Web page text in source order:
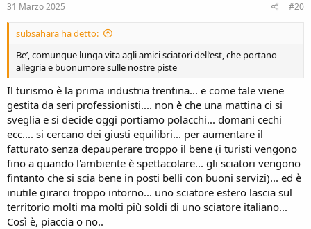
:
31 Marzo 2025 #20
subsahara ha detto:
Be’, comunque lunga vita agli amici sciatori dell’est, che portano
allegria e buonumore sulle nostre piste
Il turismo è la prima industria trentina... e come tale viene
gestita da seri professionisti.... non è che una mattina ci si
sveglia e si decide oggi portiamo polacchi... domani cechi
ecc.... si cercano dei giusti equilibri... per aumentare il
fatturato senza depauperare troppo il bene (i turisti vengono
fino a quando l'ambiente è spettacolare... gli sciatori vengono
fintanto che si scia bene in posti belli con buoni servizi)... ed è
inutile girarci troppo intorno... uno sciatore estero lascia sul
territorio molti ma molti più soldi di uno sciatore italiano...
Così è, piaccia o no..